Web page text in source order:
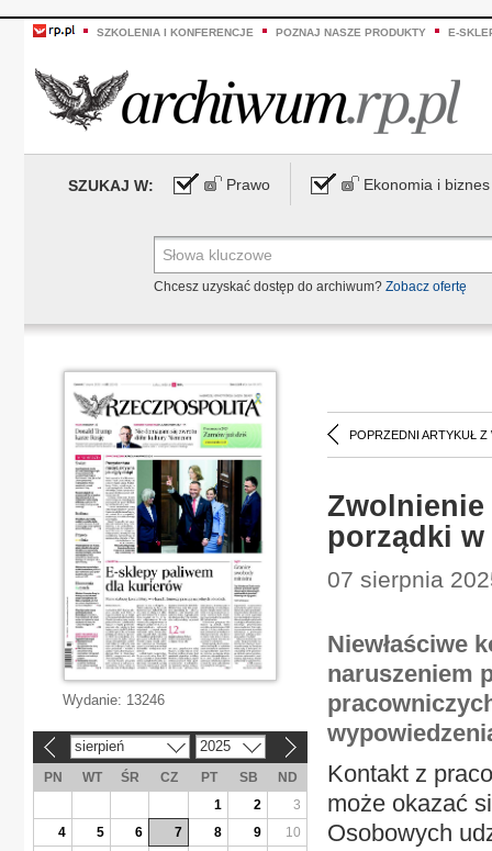
SZKOLENIA I KONFERENCJE POZNAJ NASZE PRODUKTY E-
SZUKAJ W: Prawo Ekonomia i biznes
Chcesz uzyskać dostęp do archiwum? Zobacz ofertę
POPRZEDNI ARTYKUŁ Z
Zwolnienie
porządki
07 sierpnia
Niewłaściwe
naruszeniem
Kontakt z
może okazać
Osobowych
Wydanie: 13246
sierpień 2025
PN WT ŚR CZ PT SB
ND
1
2
3
4
5 6 7 8 9
10